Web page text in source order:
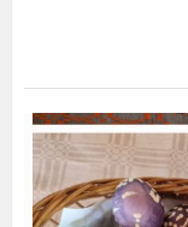
„Margučių
raštai“
Žaliūkų
malūnininko